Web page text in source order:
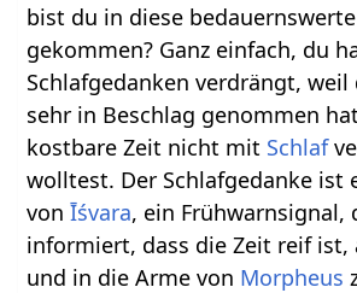
bist du in diese
gekommen? Ganz einfach, du
Schlafgedanken verdrängt,
sehr in Beschlag genommen
kostbare Zeit nicht mit Schlaf
wolltest. Der Schlafgedanke ist
vonĪśvara, ein Frühwarnsignal,
informiert, dass die Zeit reif ist,
und in die Arme von Morpheus